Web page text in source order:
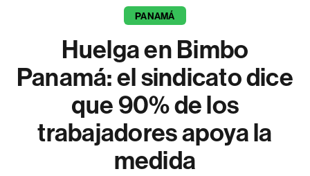
PANAMÁ
Huelga en Bimbo
Panamá: el sindicato dice
que 90% de los
trabajadores apoya la
medida